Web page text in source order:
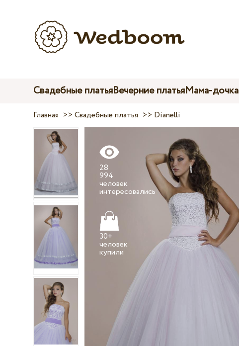
Свадебные платьяВечерние платьяМама-дочка
Главная >>Свадебные платья >> Dianelli
28
994
человек
30+
человек